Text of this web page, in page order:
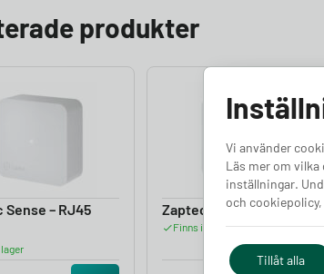
produkter
Sense – RJ45
Zaptec Sense – RJ12 port
Finns i lager
Vi använder
Läs mer om
inställningar.
och
Tillåt alla